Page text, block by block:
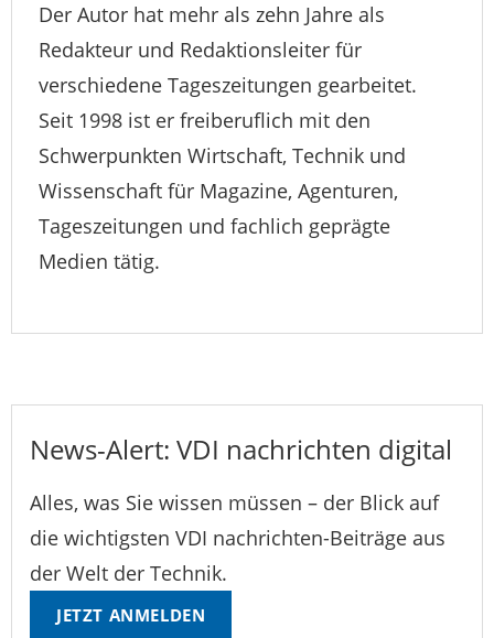
Der Autor hat mehr als zehn Jahre als
Redakteur und Redaktionsleiter für
verschiedene Tageszeitungen gearbeitet.
Seit 1998 ist er freiberuflich mit den
Schwerpunkten Wirtschaft, Technik und
Wissenschaft für Magazine, Agenturen,
Tageszeitungen und fachlich geprägte
Medien tätig.
News-Alert: VDI nachrichten digital
Alles, was Sie wissen müssen – der Blick auf
die wichtigsten VDI nachrichten-Beiträge aus
der Welt der Technik.
JETZT ANMELDEN